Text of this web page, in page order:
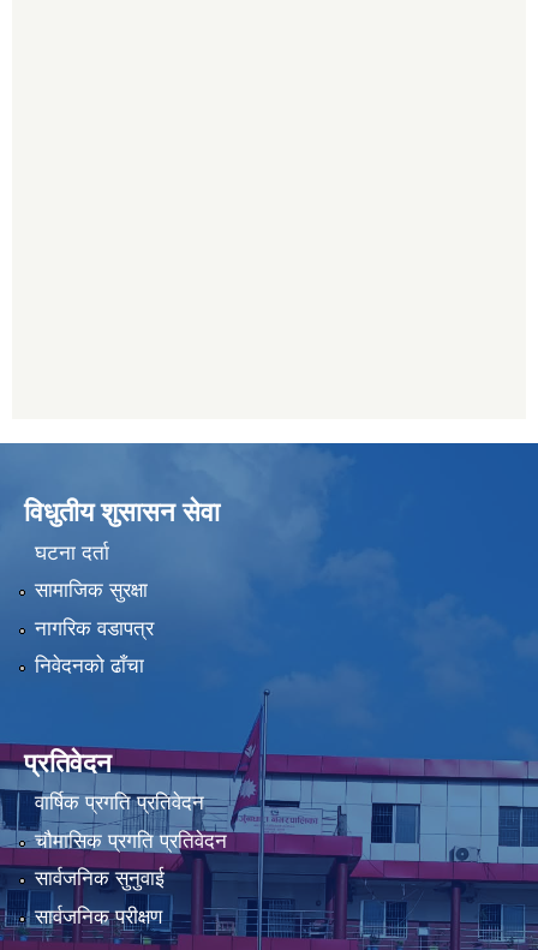
विधुतीय शुसासन सेवा
घटना दर्ता
सामाजिक सुरक्षा
नागरिक वडापत्र
निवेदनको ढाँचा
प्रतिवेदन
वार्षिक प्रगति प्रतिवेदन
चौमासिक प्रगति प्रतिवेदन
सार्वजनिक सुनुवाई
सार्वजनिक परीक्षण